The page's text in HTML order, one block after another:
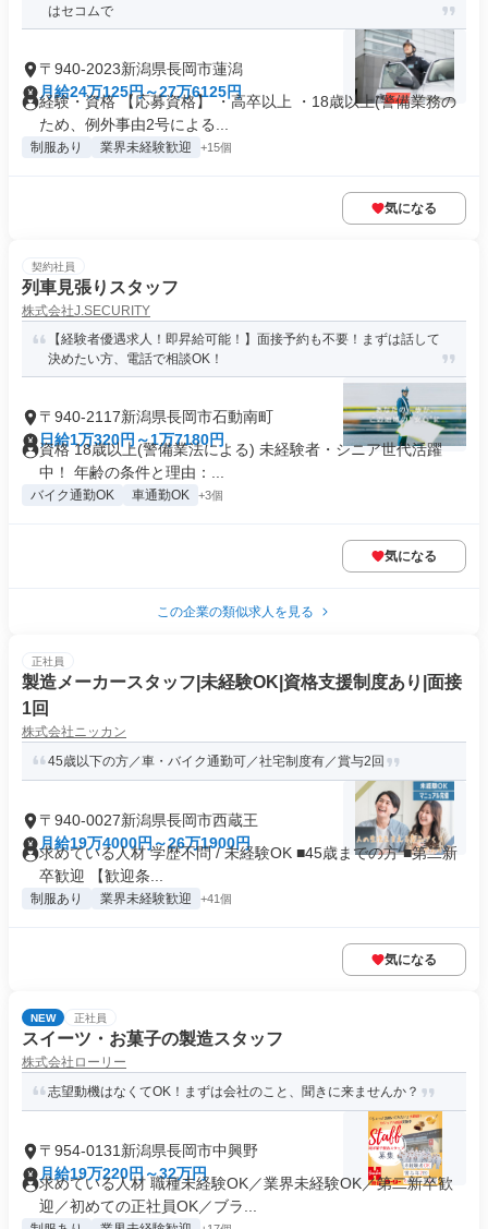
はセコムで
〒940-2023新潟県長岡市蓮潟
月給24万125円～27万6125円
経験・資格 【応募資格】 ・高卒以上 ・18歳以上(警備業務の
ため、例外事由2号による...
制服あり 業界未経験歓迎 +15個
気になる
契約社員
列車見張りスタッフ
株式会社J.SECURITY
【経験者優遇求人！即昇給可能！】面接予約も不要！まずは話して
決めたい方、電話で相談OK！
〒940-2117新潟県長岡市石動南町
日給1万320円～1万7180円
資格 18歳以上(警備業法による) 未経験者・シニア世代活躍
中！ 年齢の条件と理由：...
バイク通勤OK 車通勤OK +3個
気になる
この企業の類似求人を見る
正社員
製造メーカースタッフ|未経験OK|資格支援制度あり|面接
1回
株式会社ニッカン
45歳以下の方／車・バイク通勤可／社宅制度有／賞与2回
〒940-0027新潟県長岡市西蔵王
月給19万4000円～26万1900円
求めている人材 学歴不問 / 未経験OK ■45歳までの方 ■第二新
卒歓迎 【歓迎条...
制服あり 業界未経験歓迎 +41個
気になる
NEW 正社員
スイーツ・お菓子の製造スタッフ
株式会社ローリー
志望動機はなくてOK！まずは会社のこと、聞きに来ませんか？
〒954-0131新潟県長岡市中興野
月給19万220円～32万円
求めている人材 職種未経験OK／業界未経験OK／第二新卒歓
迎／初めての正社員OK／ブラ...